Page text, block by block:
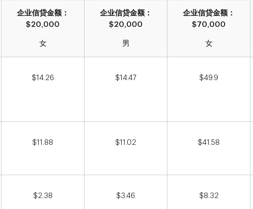
企业信贷金额：
$20,000
女
企业信贷金额：
$20,000
男
企业信贷金额：
$70,000
女
$14.26 $14.47 $49.9
$11.88 $11.02 $41.58
$2.38 $3.46 $8.32